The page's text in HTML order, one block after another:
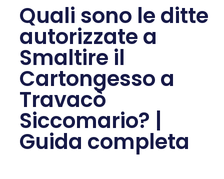
Quali sono le ditte
autorizzate a
Smaltire il
Cartongesso a
Travacò
Siccomario? |
Guida completa